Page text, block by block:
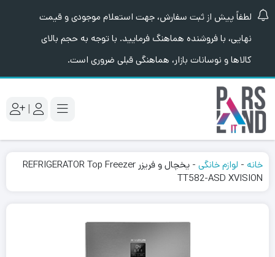
لطفاً پیش از ثبت سفارش، جهت استعلام موجودی و قیمت
نهایی، با فروشنده هماهنگ فرمایید. با توجه به حجم بالای
کالاها و نوسانات بازار، هماهنگی قبلی ضروری است.
|
خانه - لوازم خانگی -
یخچال و فریزر REFRIGERATOR Top Freezer
TT582-ASD XVISION